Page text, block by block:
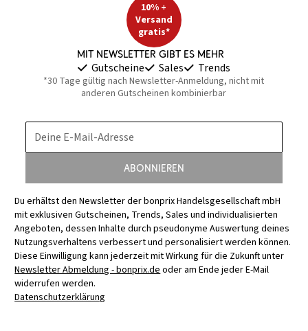
10% +
Versand
gratis*
Mit Newsletter gibt es mehr
Gutscheine Sales Trends
*30 Tage gültig nach Newsletter-Anmeldung, nicht mit
anderen Gutscheinen kombinierbar
Deine E-Mail-Adresse
Abonnieren
Du erhältst den Newsletter der bonprix Handelsgesellschaft mbH
mit exklusiven Gutscheinen, Trends, Sales und individualisierten
Angeboten, dessen Inhalte durch pseudonyme Auswertung deines
Nutzungsverhaltens verbessert und personalisiert werden können.
Diese Einwilligung kann jederzeit mit Wirkung für die Zukunft unter
Newsletter Abmeldung - bonprix.deoder am Ende jeder E-Mail
widerrufen werden.
Datenschutzerklärung